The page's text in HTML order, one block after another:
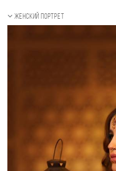
Женский портрет